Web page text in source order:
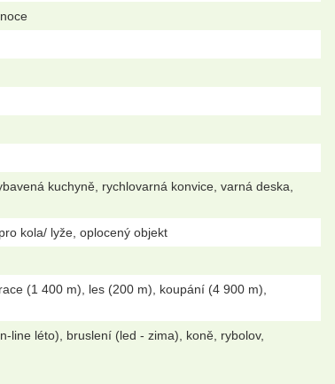
kuchyně, rychlovarná konvice, varná deska,
kola/ lyže, oplocený objekt
(1 400 m), les (200 m), koupání (4 900 m),
line léto), bruslení (led - zima), koně, rybolov,